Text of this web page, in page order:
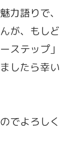
力語りで、
が、もしど
ステップ」
したら幸い
でよろしく